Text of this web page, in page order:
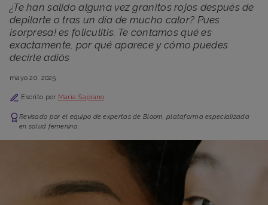
¿Te han salido alguna vez granitos rojos después de
depilarte o tras un día de mucho calor? Pues
¡sorpresa! es foliculitis. Te contamos qué es
exactamente, por qué aparece y cómo puedes
decirle adiós
mayo 20, 2025
Escrito por María Sapiano
Revisado por el equipo de expertas de Bloom, plataforma especializada
en salud femenina.